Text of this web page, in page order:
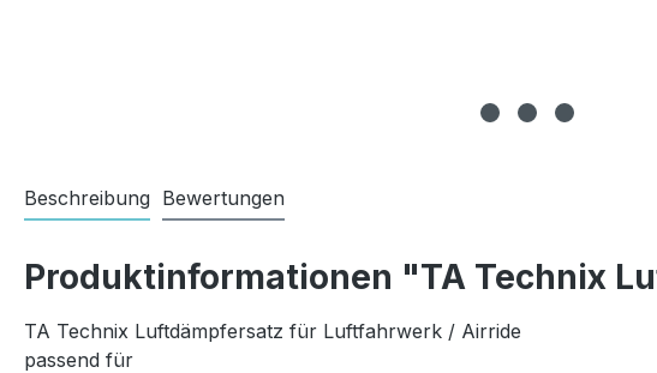
Beschreibung Bewertungen
Produktinformationen "TA Technix
TA Technix Luftdämpfersatz für Luftfahrwerk / Airride
passend für